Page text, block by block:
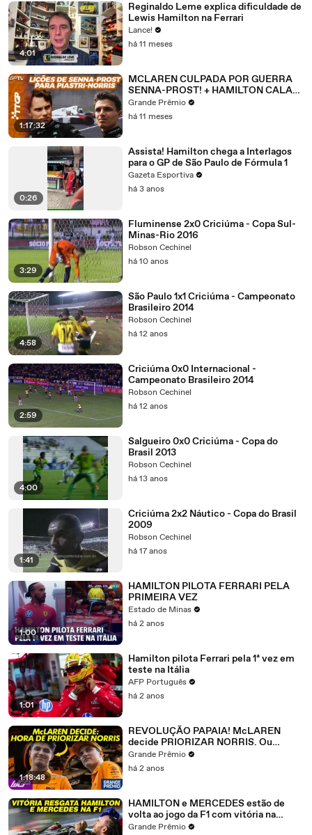
4:01
Reginaldo Leme explica dificuldade de
Lewis Hamilton na Ferrari
Lance!
há 11 meses
1:17:32
MCLAREN CULPADA POR GUERRA
SENNA-PROST! + HAMILTON CALA
FERRARI | TTGP #196
Grande Prêmio
há 11 meses
0:26
Assista! Hamilton chega a Interlagos
para o GP de São Paulo de Fórmula 1
Gazeta Esportiva
há 3 anos
3:29
Fluminense 2x0 Criciúma - Copa Sul-
Minas-Rio 2016
Robson Cechinel
há 10 anos
4:58
São Paulo 1x1 Criciúma - Campeonato
Brasileiro 2014
Robson Cechinel
há 12 anos
2:59
Criciúma 0x0 Internacional -
Campeonato Brasileiro 2014
Robson Cechinel
há 12 anos
4:00
Salgueiro 0x0 Criciúma - Copa do
Brasil 2013
Robson Cechinel
há 13 anos
1:41
Criciúma 2x2 Náutico - Copa do Brasil
2009
Robson Cechinel
há 17 anos
1:00
HAMILTON PILOTA FERRARI PELA
PRIMEIRA VEZ
Estado de Minas
há 2 anos
1:01
Hamilton pilota Ferrari pela 1ª vez em
teste na Itália
AFP Português
há 2 anos
1:18:48
REVOLUÇÃO PAPAIA! McLAREN
decide PRIORIZAR NORRIS. Ou
QUASE isso | WGP
Grande Prêmio
há 2 anos
HAMILTON e MERCEDES estão de
volta ao jogo da F1 com vitória na
INGLATERRA | GP às 10
Grande Prêmio